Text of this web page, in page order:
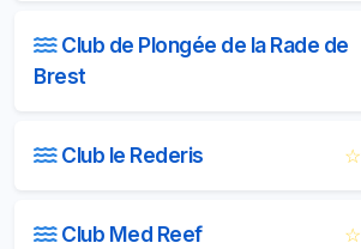
Club de Plongée de la Rade de
Brest
Club le Rederis ☆
Club Med Reef ☆